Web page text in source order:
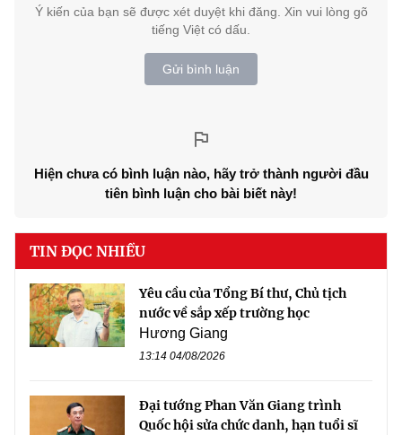
Ý kiến của bạn sẽ được xét duyệt khi đăng. Xin vui lòng gõ
tiếng Việt có dấu.
Gửi bình luận
Hiện chưa có bình luận nào, hãy trở thành người đầu
tiên bình luận cho bài biết này!
TIN ĐỌC NHIỀU
Yêu cầu của Tổng Bí thư, Chủ tịch
nước về sắp xếp trường học
Hương Giang
13:14 04/08/2026
Đại tướng Phan Văn Giang trình
Quốc hội sửa chức danh, hạn tuổi sĩ